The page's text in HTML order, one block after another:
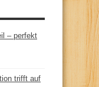
– perfekt
trifft auf